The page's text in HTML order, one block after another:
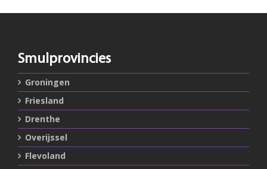
Smulprovincies
Groningen
Friesland
Drenthe
Overijssel
Flevoland